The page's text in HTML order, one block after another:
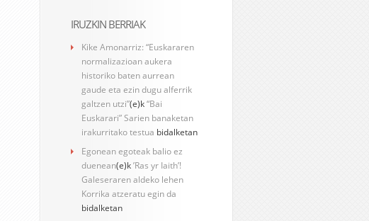
IRUZKIN BERRIAK
Kike Amonarriz: “Euskararen
normalizazioan aukera
historiko baten aurrean
gaude eta ezin dugu alferrik
galtzen utzi”(e)k“Bai
Euskarari” Sarien banaketan
irakurritako testua bidalketan
Egonean egoteak balio ez
duenean(e)k’Ras yr Iaith’!
Galeseraren aldeko lehen
Korrika atzeratu egin da
bidalketan